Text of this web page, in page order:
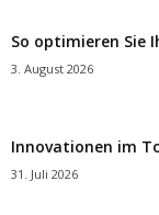
So optimieren Sie
3. August 2026
Innovationen im
31. Juli 2026